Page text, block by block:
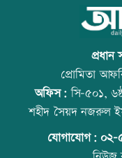
প্রোমিতা
অফিস:সি-৫০১,
শহীদ সৈয়দ নজরুল
যোগাযোগ: ০২-